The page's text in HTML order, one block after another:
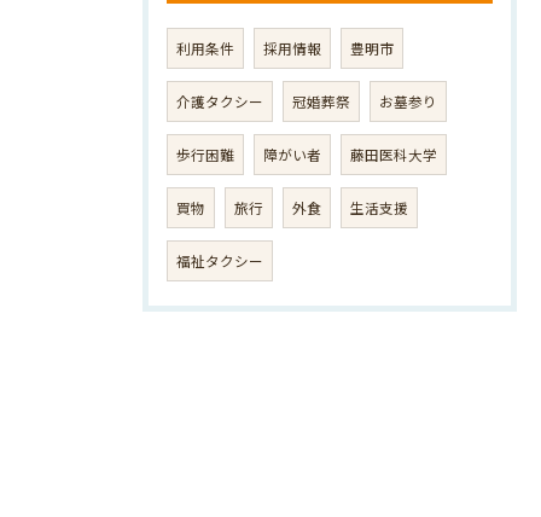
利用条件 採用情報 豊明市
介護タクシー 冠婚葬祭 お墓参り
歩行困難 障がい者 藤田医科大学
買物 旅行 外食 生活支援
福祉タクシー